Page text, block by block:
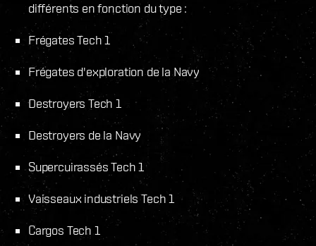
différents en fonction du type :
Frégates Tech 1
Frégates d'exploration de la Navy
Destroyers Tech 1
Destroyers de la Navy
Supercuirassés Tech 1
Vaisseaux industriels Tech 1
Cargos Tech 1